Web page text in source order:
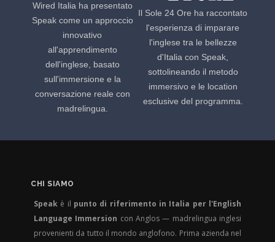
Wired Italia ha presentato
Speak come un approccio
innovativo
all'apprendimento
dell'inglese, basato
sull'immersione e la
conversazione reale con
madrelingua.
Il Sole 24 Ore ha raccontato
l'esperienza di imparare
l'inglese tra le bellezze
d'Italia con Speak,
sottolineando il metodo
immersivo e le location
esclusive del programma.
CHI SIAMO
Speak è il punto di riferimento in Italia per l'English
Language Immersion con Anglos — madrelingua inglesi
provenienti da tutto il mondo anglofono. Prima azienda nel